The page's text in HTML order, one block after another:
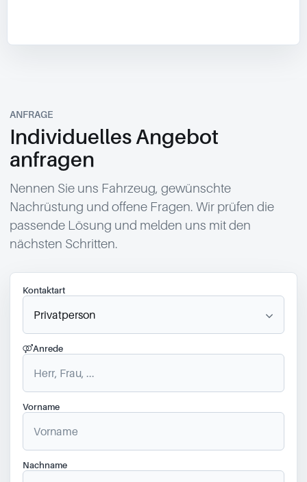
ANFRAGE
Individuelles Angebot
anfragen
Nennen Sie uns Fahrzeug, gewünschte
Nachrüstung und offene Fragen. Wir prüfen die
passende Lösung und melden uns mit den
nächsten Schritten.
Kontaktart
Anrede
Vorname
Nachname